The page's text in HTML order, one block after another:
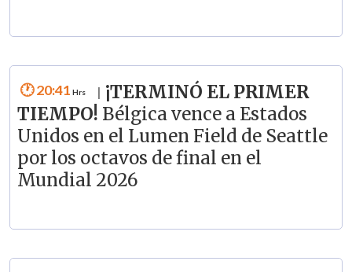
20:41
¡TERMINÓ EL PRIMER
TIEMPO! Bélgica vence a Estados
Unidos en el Lumen Field de Seattle
por los octavos de final en el
Mundial 2026